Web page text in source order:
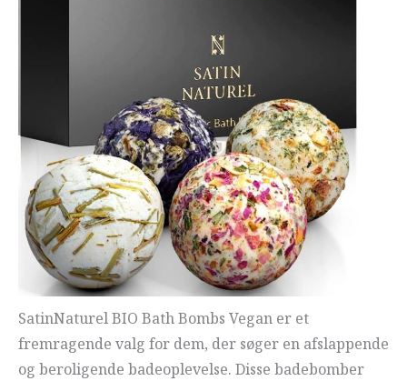
SatinNaturel BIO Bath Bombs Vegan er et
fremragende valg for dem, der søger en afslappende
og beroligende badeoplevelse. Disse badebomber